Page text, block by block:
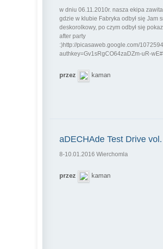
w dniu 06.11.2010r. nasza ekipa
gdzie w klubie Fabryka odbył się Jam
deskorolkowy, po czym odbył się
after party
:)http://picasaweb.google.com/
authkey=Gv1sRgCO64zaDZm-uR-wE#
przez kaman
aDECHAde Test Drive
8-10.01.2016 Wierchomla
przez kaman